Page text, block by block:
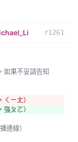
r1261
ㄧㄤ）
ㄆㄛ）
連線）